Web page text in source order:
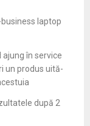
laptop
în service
un produs uită-
după 2